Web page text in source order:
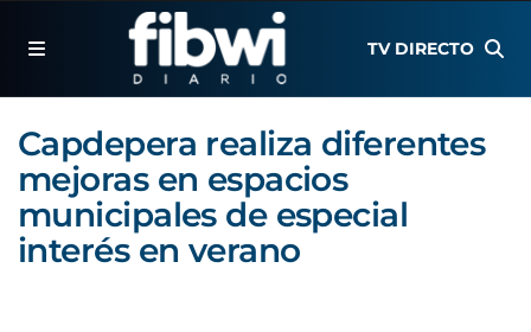
TV DIRECTO
Capdepera realiza diferentes
mejoras en espacios
municipales de especial
interés en verano